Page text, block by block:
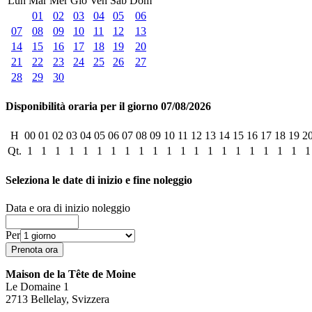
01
02 03 04 05
06
07
08 09 10 11 12
13
14
15 16 17 18 19
20
21
22 23 24 25 26
27
28
29 30
Disponibilità oraria per il giorno 07/08/2026
H 00 01 02 03 04 05 06 07 08 09 10 11 12 13 14 15 16 17 18 19
Qt. 1 1 1 1 1 1 1 1 1 1 1 1 1 1 1 1 1 1 1 1 1
Seleziona le date di inizio e fine noleggio
Data e ora di inizio noleggio
Per
Maison de la Tête de Moine
Le Domaine 1
2713 Bellelay, Svizzera